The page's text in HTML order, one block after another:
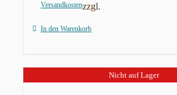
zzgl.
Versandkosten
In den Warenkorb
Nicht auf Lager